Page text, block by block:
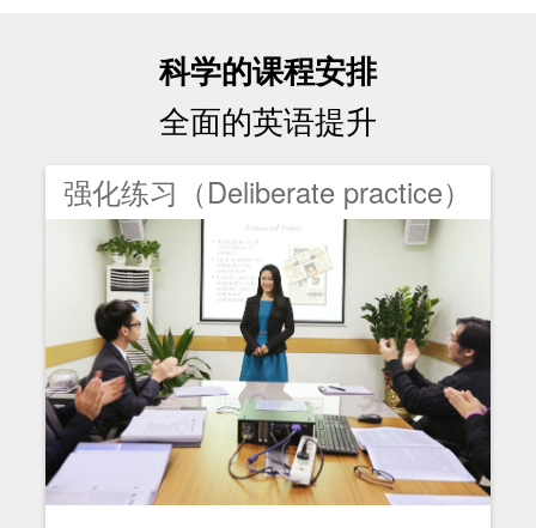
科学的课程安排
全面的英语提升
强化练习（Deliberate practice）